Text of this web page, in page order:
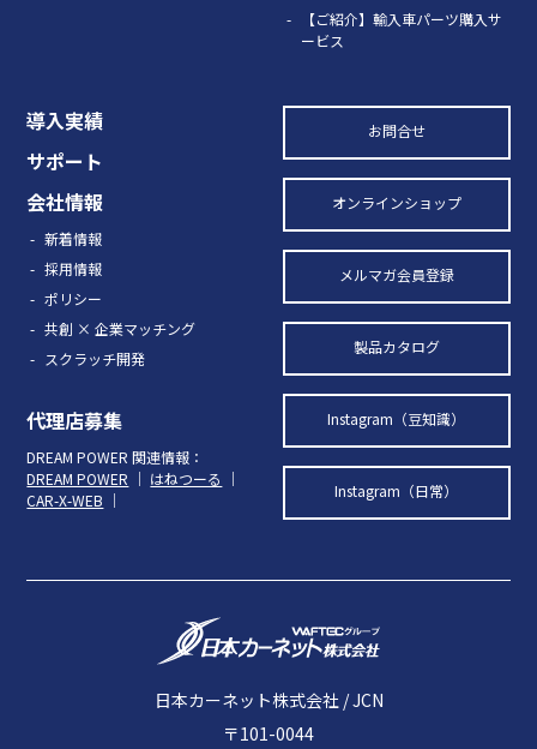
【ご紹介】輸入車パーツ購入サ
ービス
導入実績
サポート
会社情報
新着情報
採用情報
ポリシー
共創 × 企業マッチング
スクラッチ開発
代理店募集
DREAM POWER 関連情報：
DREAM POWER ｜ はねつーる
｜
CAR-X-WEB ｜
お問合せ
オンラインショップ
メルマガ会員登録
製品カタログ
Instagram（豆知識）
Instagram（日常）
日本カーネット株式会社 / JCN
〒101-0044